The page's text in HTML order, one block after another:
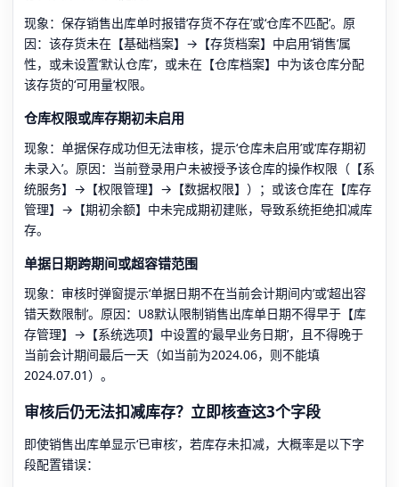
现象：保存销售出库单时报错‘存货不存在’或‘仓库不匹配’。原
因：该存货未在【基础档案】→【存货档案】中启用‘销售’属
性，或未设置‘默认仓库’，或未在【仓库档案】中为该仓库分配
该存货的‘可用量’权限。
仓库权限或库存期初未启用
现象：单据保存成功但无法审核，提示‘仓库未启用’或‘库存期初
未录入’。原因：当前登录用户未被授予该仓库的操作权限（【系
统服务】→【权限管理】→【数据权限】）；或该仓库在【库存
管理】→【期初余额】中未完成期初建账，导致系统拒绝扣减库
存。
单据日期跨期间或超容错范围
现象：审核时弹窗提示‘单据日期不在当前会计期间内’或‘超出容
错天数限制’。原因：U8默认限制销售出库单日期不得早于【库
存管理】→【系统选项】中设置的‘最早业务日期’，且不得晚于
当前会计期间最后一天（如当前为2024.06，则不能填
2024.07.01）。
审核后仍无法扣减库存？立即核查这3个字段
即使销售出库单显示‘已审核’，若库存未扣减，大概率是以下字
段配置错误：